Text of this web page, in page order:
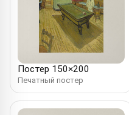
Постер 150×200
Печатный постер